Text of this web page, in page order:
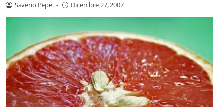
Saverio Pepe - Dicembre 27, 2007